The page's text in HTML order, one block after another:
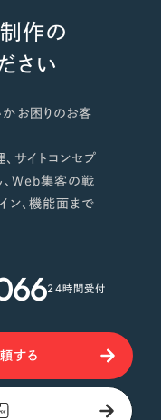
作の
さい
お困りのお客
サイトコンセプ
、Web集客の戦
ン、機能面まで
24時間受付
する